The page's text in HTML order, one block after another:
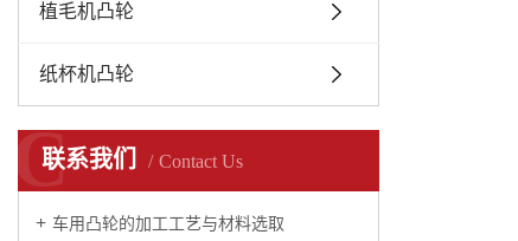
植毛机凸轮
纸杯机凸轮
联系我们 Contact Us
C
车用凸轮的加工工艺与材料选取